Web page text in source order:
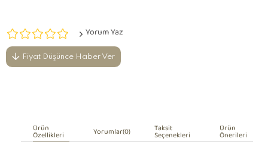
Yorum Yaz
Fiyat Düşünce Haber Ver
Ürün
Özellikleri Yorumlar(0) Taksit
Seçenekleri Ürün
Önerileri